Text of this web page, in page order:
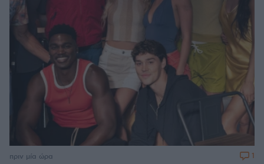
πριν μία ώρα 1